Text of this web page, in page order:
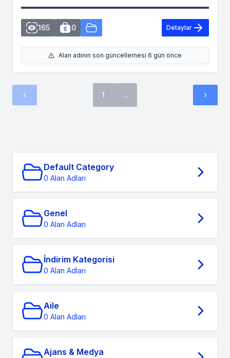
165 0 Detaylar
Alan adının son güncellemesi 6 gün önce
1 ...
Default Category
0 Alan Adları
Genel
0 Alan Adları
İndirim Kategorisi
0 Alan Adları
Aile
0 Alan Adları
Ajans & Medya